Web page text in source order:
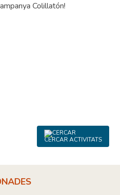
Colillatón!
CERCAR ACTIVITATS